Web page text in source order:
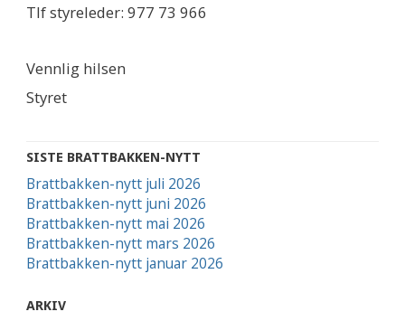
Tlf styreleder: 977 73 966
Vennlig hilsen
Styret
SISTE BRATTBAKKEN-NYTT
Brattbakken-nytt juli 2026
Brattbakken-nytt juni 2026
Brattbakken-nytt mai 2026
Brattbakken-nytt mars 2026
Brattbakken-nytt januar 2026
ARKIV